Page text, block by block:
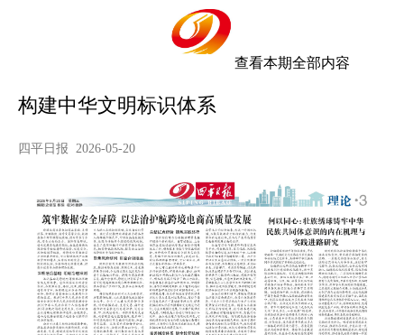
查看本期全部内容
构建中华文明标识体系
四平日报 2026-05-20